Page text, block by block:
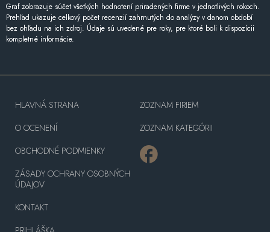
Graf zobrazuje súčet všetkých hodnotení priradených firme v jednotlivých rokoch.
Prehľad ukazuje celkový počet recenzií zahrnutých do analýzy v danom období
bez ohľadu na ich zdroj. Údaje sú uvedené pre roky, pre ktoré boli k dispozícii
kompletné informácie.
HLAVNÁ STRANA
O OCENENÍ
OBCHODNÉ PODMIENKY
ZÁSADY OCHRANY OSOBNÝCH
ÚDAJOV
KONTAKT
ZOZNAM FIRIEM
ZOZNAM KATEGÓRII